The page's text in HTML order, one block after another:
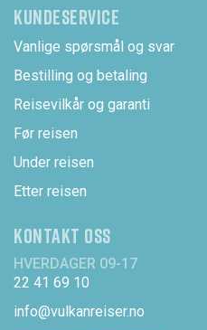
KUNDESERVICE
Vanlige spørsmål og svar
Bestilling og betaling
Reisevilkår og garanti
Før reisen
Under reisen
Etter reisen
KONTAKT OSS
HVERDAGER 09-17
22 41 69 10
info@vulkanreiser.no